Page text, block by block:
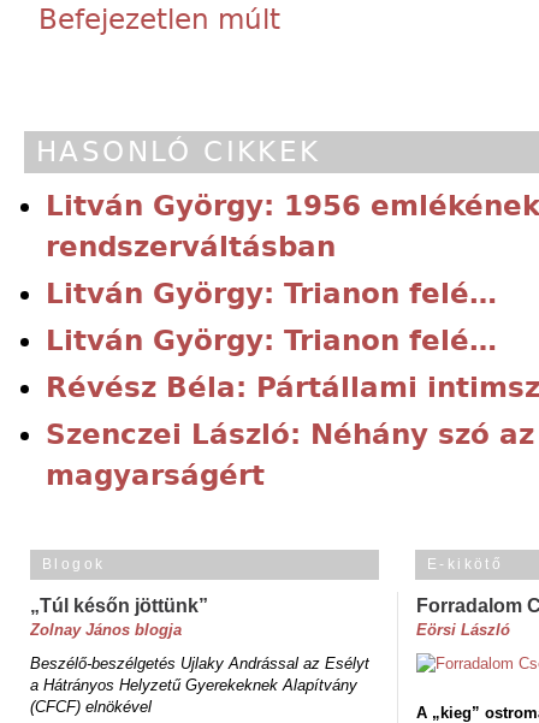
Befejezetlen múlt
HASONLÓ CIKKEK
Litván György: 1956
rendszerváltásban
Litván György: Trianon felé…
Litván György: Trianon felé…
Révész Béla: Pártállami
Szenczei László: Néhány szó
magyarságért
Blogok
„Túl későn jöttünk”
Zolnay János blogja
Beszélő-beszélgetés Ujlaky Andrással az Esélyt
a Hátrányos Helyzetű Gyerekeknek Alapítvány
(CFCF) elnökével
E-kikötő
Forradalom
Eörsi László
A „kieg”